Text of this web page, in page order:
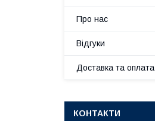
Про нас
Відгуки
Доставка та оплата
КОНТАКТИ